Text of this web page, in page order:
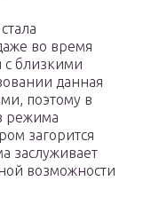
во время
близкими
данная
поэтому в
режима
загорится
заслуживает
возможности